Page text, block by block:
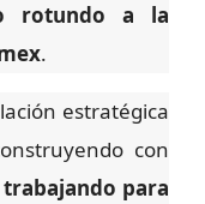
rotundo a la
.
estratégica
con
para